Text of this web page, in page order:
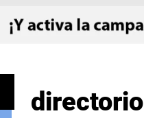
directorio